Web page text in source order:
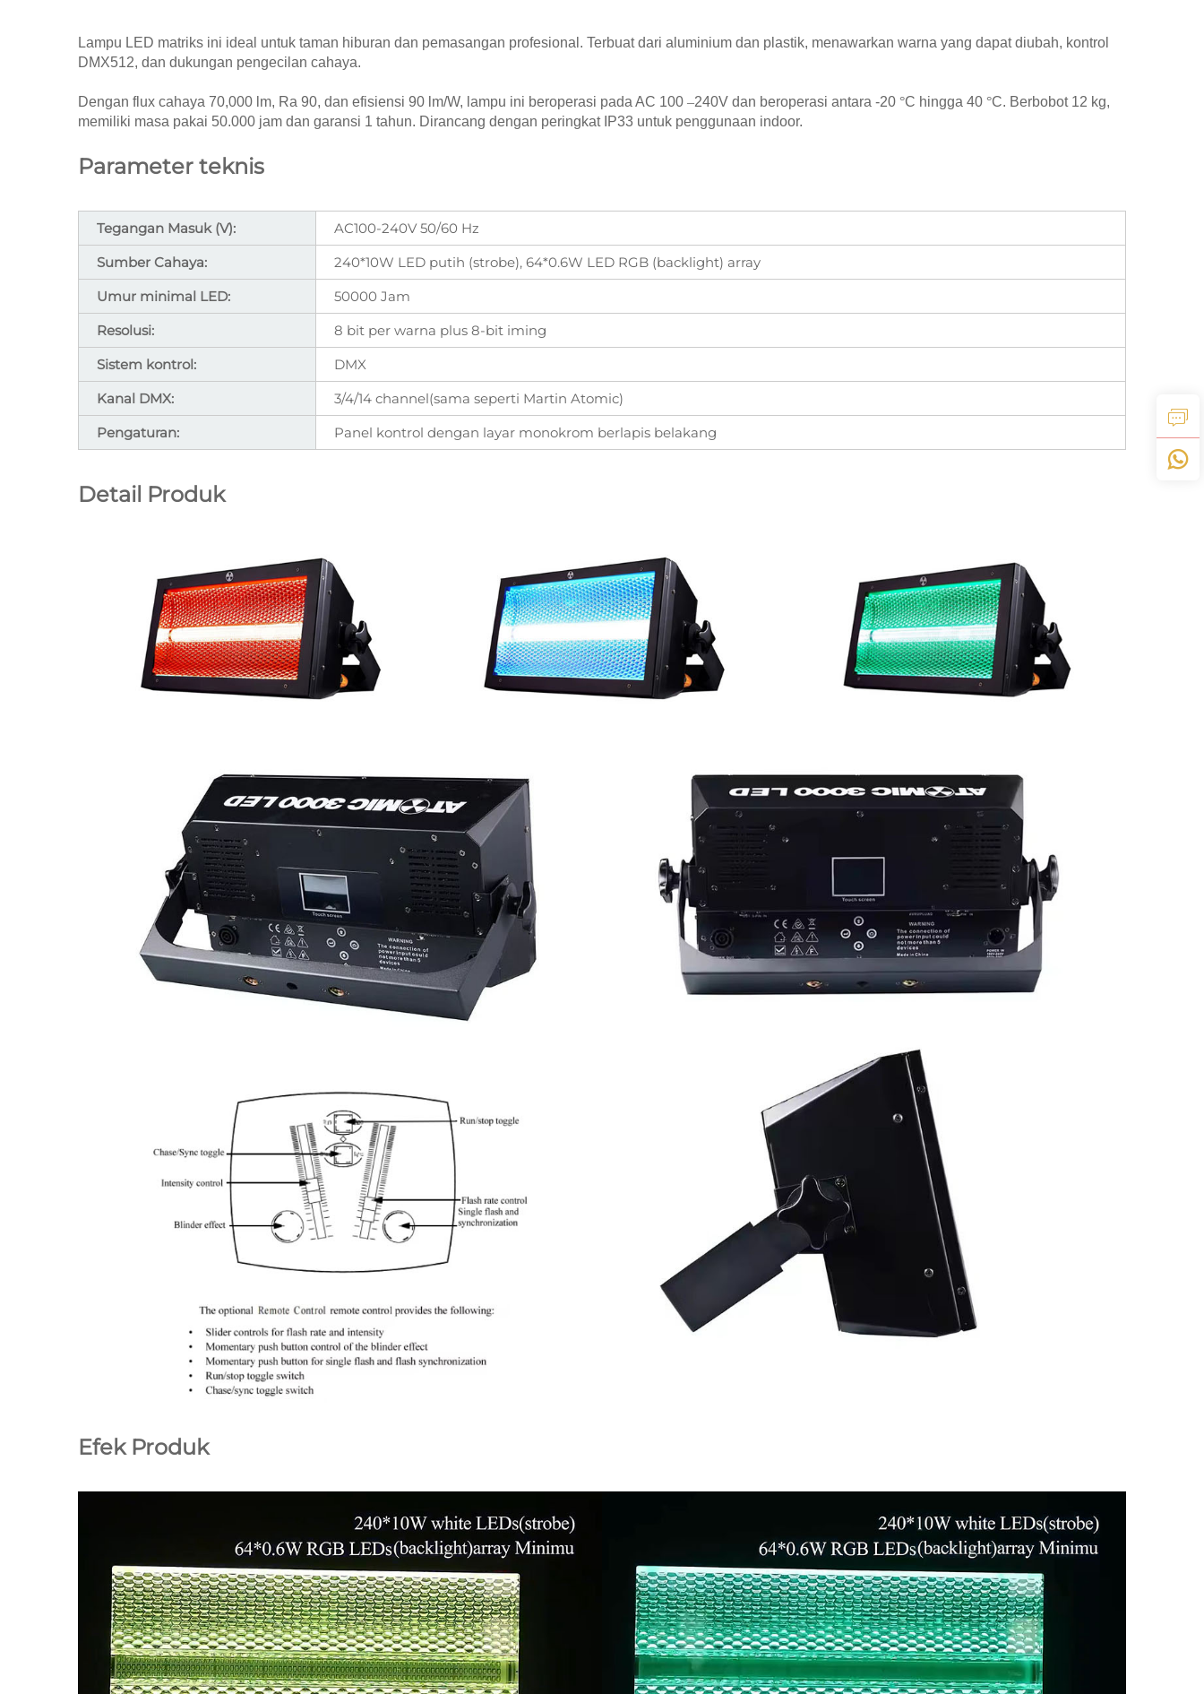
Lampu LED matriks ini ideal untuk taman hiburan dan pemasangan profesional. Terbuat dari aluminium dan plastik, menawarkan warna yang dapat diubah, kontrol
DMX512, dan dukungan pengecilan cahaya.
Dengan flux cahaya 70,000 lm, Ra 90, dan efisiensi 90 lm/W, lampu ini beroperasi pada AC 100 –240V dan beroperasi antara -20 °C hingga 40 °C. Berbobot 12 kg,
memiliki masa pakai 50.000 jam dan garansi 1 tahun. Dirancang dengan peringkat IP33 untuk penggunaan indoor.
Parameter teknis
Tegangan Masuk (V):
AC100-240V 50/60 Hz
Sumber Cahaya:
240*10W LED putih (strobe), 64*0.6W LED RGB (backlight) array
Umur minimal LED:
50000 Jam
Resolusi:
8 bit per warna plus 8-bit iming
Sistem kontrol:
DMX
Kanal DMX:
3/4/14 channel(sama seperti Martin Atomic)
Pengaturan:
Panel kontrol dengan layar monokrom berlapis belakang
Detail Produk
Efek Produk